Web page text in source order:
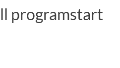
programstart